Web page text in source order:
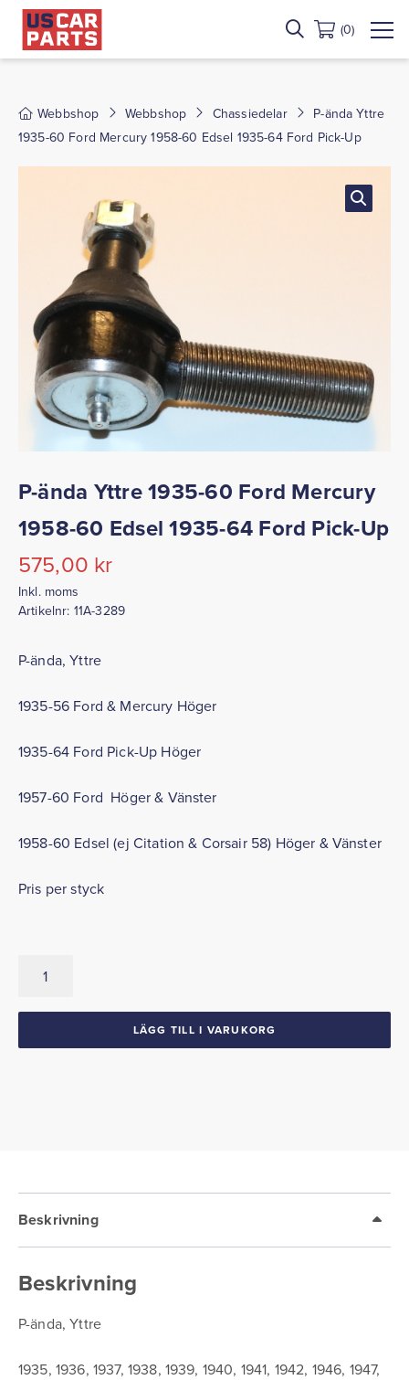
(0)
Webbshop Webbshop Chassiedelar
P-ända Yttre
1935-60 Ford Mercury 1958-60 Edsel 1935-64 Ford Pick-Up
P-ända Yttre 1935-60 Ford Mercury
1958-60 Edsel 1935-64 Ford Pick-Up
575,00 kr
Inkl. moms
Artikelnr: 11A-3289
P-ända, Yttre
1935-56 Ford & Mercury Höger
1935-64 Ford Pick-Up Höger
1957-60 Ford Höger & Vänster
1958-60 Edsel (ej Citation & Corsair 58) Höger & Vänster
Pris per styck
ända
Ford
Pick-
mängd
LÄGG TILL I VARUKORG
Beskrivning
Beskrivning
P-ända, Yttre
1935, 1936, 1937, 1938, 1939, 1940, 1941, 1942, 1946, 1947,